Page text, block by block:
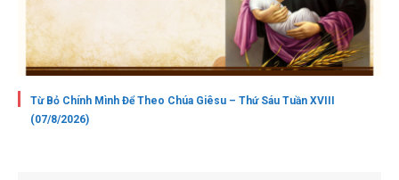
Từ Bỏ Chính Mình Để Theo Chúa Giêsu – Thứ Sáu Tuần XVIII
(07/8/2026)